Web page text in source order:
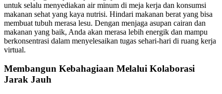
untuk selalu menyediakan air minum di meja kerja dan konsumsi
makanan sehat yang kaya nutrisi. Hindari makanan berat yang bisa
membuat tubuh merasa lesu. Dengan menjaga asupan cairan dan
makanan yang baik, Anda akan merasa lebih energik dan mampu
berkonsentrasi dalam menyelesaikan tugas sehari-hari di ruang kerja
virtual.
Membangun Kebahagiaan Melalui Kolaborasi
Jarak Jauh